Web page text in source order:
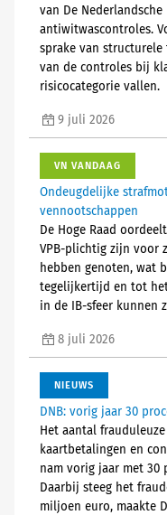
van De Nederlandsche
antiwitwascontroles.
sprake van
van de controles bij
risicocategorie vallen.
9 juli 2026
VN VANDAAG
Ondeugdelijke
vennootschappen
De Hoge Raad
VPB-plichtig zijn voor
hebben genoten, wat
tegelijkertijd en tot
in de IB-sfeer kunnen
8 juli 2026
NIEUWS
DNB: vorig jaar 30
Het aantal
kaartbetalingen en
nam vorig jaar met 30
Daarbij steeg het
miljoen euro, maakte